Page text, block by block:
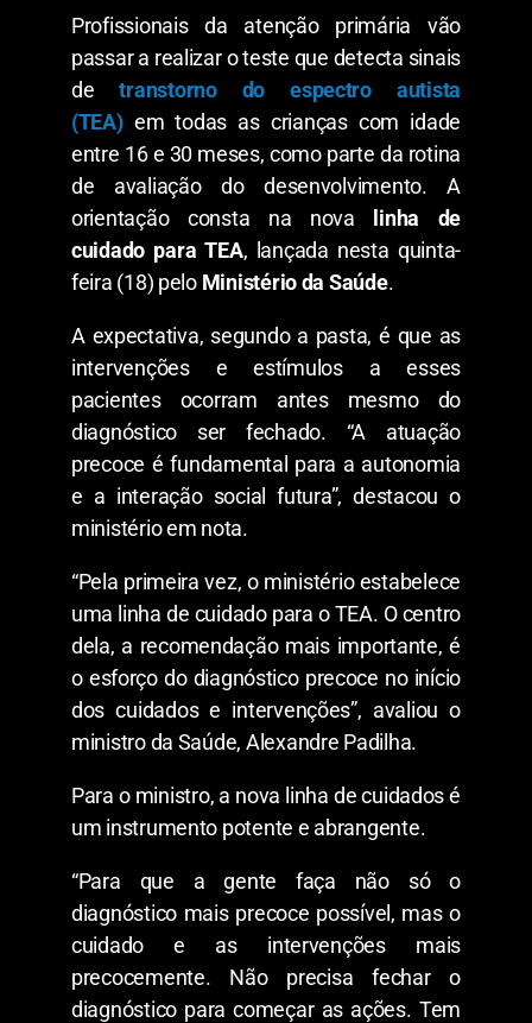
Profissionais da atenção primária vão
passar a realizar o teste que detecta sinais
detranstorno do espectro autista
(TEA)em todas as crianças com idade
entre 16 e 30 meses, como parte da rotina
de avaliação do desenvolvimento. A
orientação consta na nova
linha de
cuidado para TEA, lançada nesta quinta-
feira (18) peloMinistério da Saúde.
A expectativa, segundo a pasta, é que as
intervenções e estímulos a esses
pacientes ocorram antes mesmo do
diagnóstico ser fechado. “A atuação
precoce é fundamental para a autonomia
e a interação social futura”, destacou o
ministério em nota.
“Pela primeira vez, o ministério estabelece
uma linha de cuidado para o TEA. O centro
dela, a recomendação mais importante, é
o esforço do diagnóstico precoce no início
dos cuidados e intervenções”, avaliou o
ministro da Saúde, Alexandre Padilha.
Para o ministro, a nova linha de cuidados é
um instrumento potente e abrangente.
“Para que a gente faça não só o
diagnóstico mais precoce possível, mas o
cuidado e as intervenções mais
precocemente. Não precisa fechar o
diagnóstico para começar as ações. Tem